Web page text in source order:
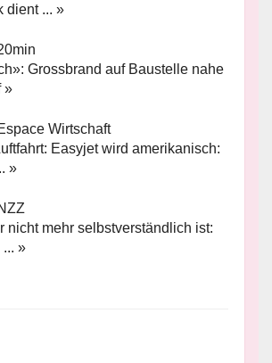
dient ... »
Grossbrand auf Baustelle nahe
»
Easyjet wird amerikanisch:
»
nicht mehr selbstverständlich ist:
»